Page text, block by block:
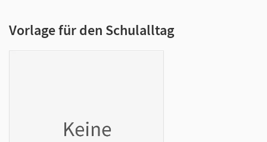
Vorlage für den Schulalltag